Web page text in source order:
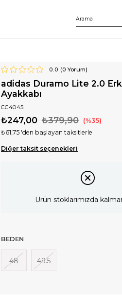
0.0 (0 Yorum)
adidas Duramo Lite 2.0
Ayakkabı
CG4045
₺379,90
₺247,00 35
₺61,75 'den başlayan taksitlerle
Diğer taksit seçenekleri
Ürün stoklarımızda
BEDEN
48 49.5